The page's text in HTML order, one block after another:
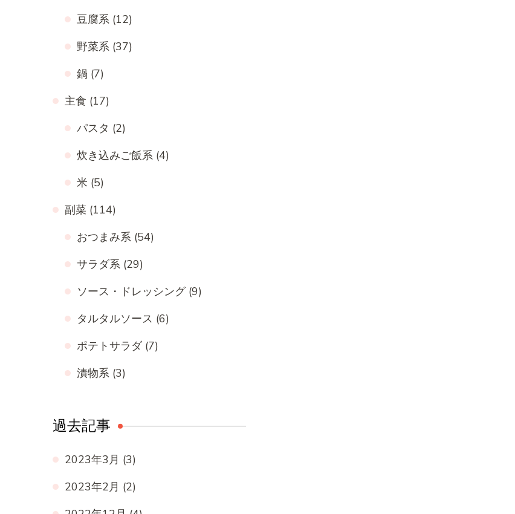
豆腐系 (12)
野菜系 (37)
鍋 (7)
主食 (17)
パスタ (2)
炊き込みご飯系 (4)
米 (5)
副菜 (114)
おつまみ系 (54)
サラダ系 (29)
ソース・ドレッシング(9)
タルタルソース (6)
ポテトサラダ (7)
漬物系 (3)
過去記事
2023年3月 (3)
2023年2月 (2)